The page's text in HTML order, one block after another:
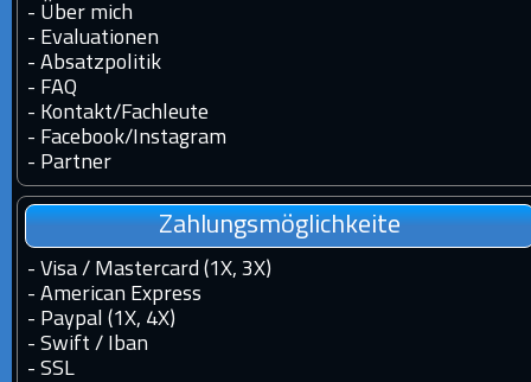
- Über mich
- Evaluationen
- Absatzpolitik
- FAQ
- Kontakt/Fachleute
- Facebook/ Instagram
- Partner
Zahlungsmöglichkeite
- Visa / Mastercard (1X, 3X)
- American Express
- Paypal (1X, 4X)
- Swift / Iban
- SSL